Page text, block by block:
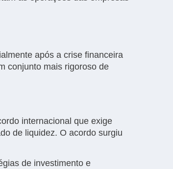
após a crise financeira
conjunto mais rigoroso de
internacional que exige
de liquidez. O acordo surgiu
de investimento e